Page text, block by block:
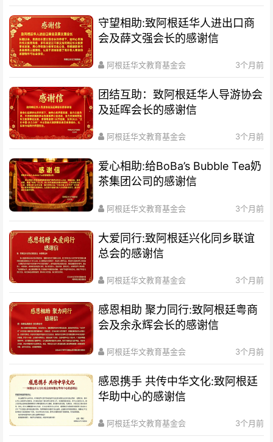
守望相助:致阿根廷华人进出口商
会及薛文强会长的感谢信
阿根廷华文教育基金会 3个月前
团结互助：致阿根廷华人导游协会
及延晖会长的感谢信
阿根廷华文教育基金会 3个月前
爱心相助:给BoBa’s Bubble Tea奶
茶集团公司的感谢信
阿根廷华文教育基金会 3个月前
大爱同行:致阿根廷兴化同乡联谊
总会的感谢信
阿根廷华文教育基金会 3个月前
感恩相助 聚力同行:致阿根廷粤商
会及余永辉会长的感谢信
阿根廷华文教育基金会 3个月前
感恩携手 共传中华文化:致阿根廷
华助中心的感谢信
阿根廷华文教育基金会 3个月前